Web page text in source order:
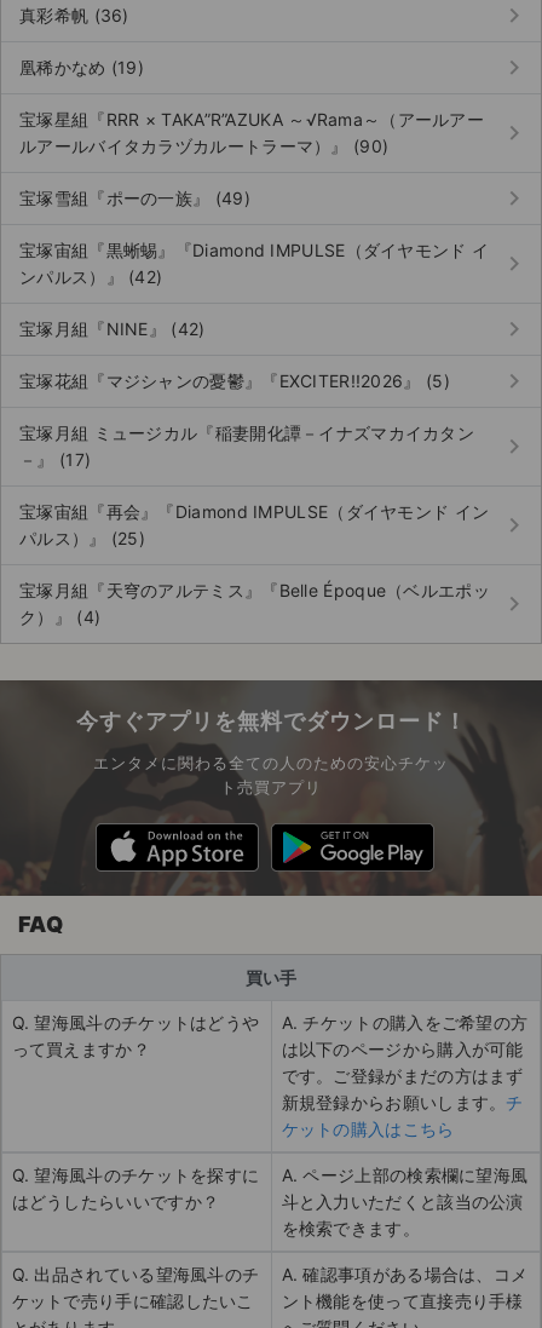
真彩希帆 (36) keyboard_arrow_right
凰稀かなめ (19) keyboard_arrow_right
宝塚星組『RRR × TAKA”R”AZUKA ～√Rama～（アールアー
ルアールバイタカラヅカルートラーマ）』 (90)
keyboard_arrow_right
宝塚雪組『ポーの一族』 (49) keyboard_arrow_right
宝塚宙組『黒蜥蜴』『Diamond IMPULSE（ダイヤモンド イ
ンパルス）』 (42)
keyboard_arrow_right
宝塚月組『NINE』 (42) keyboard_arrow_right
宝塚花組『マジシャンの憂鬱』『EXCITER!!2026』 (5) keyboard_arrow_right
宝塚月組 ミュージカル『稲妻開化譚－イナズマカイカタン
－』 (17)
keyboard_arrow_right
宝塚宙組『再会』『Diamond IMPULSE（ダイヤモンド イン
パルス）』 (25)
keyboard_arrow_right
宝塚月組『天穹のアルテミス』『Belle Époque（ベルエポッ
ク）』 (4)
keyboard_arrow_right
今すぐアプリを無料でダウンロード！
エンタメに関わる全ての人のための安心チケッ
ト売買アプリ
FAQ
買い手
Q. 望海風斗のチケットはどうや
って買えますか？
A. チケットの購入をご希望の方
は以下のページから購入が可能
です。ご登録がまだの方はまず
新規登録からお願いします。 チ
ケットの購入はこちら
Q. 望海風斗のチケットを探すに
はどうしたらいいですか？
A. ページ上部の検索欄に望海風
斗と入力いただくと該当の公演
を検索できます。
Q. 出品されている望海風斗のチ
ケットで売り手に確認したいこ
A. 確認事項がある場合は、コメ
ント機能を使って直接売り手様